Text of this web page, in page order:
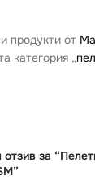
продукти от
категория „
за